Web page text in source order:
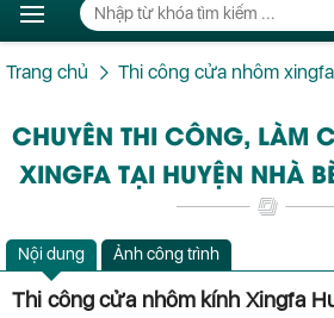
Trang chủ Thi công cửa nhôm
CHUYÊN THI CÔNG, LÀM
XINGFA TẠI HUYỆN NHÀ
Nội dung Ảnh công trình
Thi công cửa nhôm kính Xingfa